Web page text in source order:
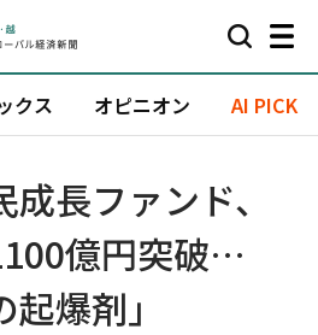
クス オピニオン AI PICK
長ファンド、
億円突破…
起爆剤」